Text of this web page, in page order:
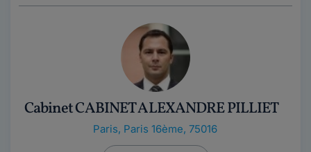
Cabinet CABINET ALEXANDRE PILLIET
Paris, Paris 16ème, 75016